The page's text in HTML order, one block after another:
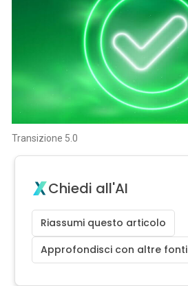
Transizione 5.0
Chiedi all'AI
Riassumi questo articolo
Approfondisci con altre fonti